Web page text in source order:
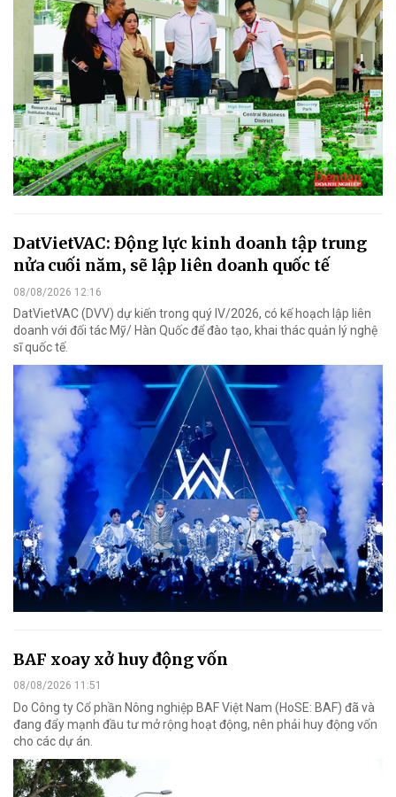
DatVietVAC: Động lực kinh doanh tập trung
nửa cuối năm, sẽ lập liên doanh quốc tế
08/08/2026 12:16
DatVietVAC (DVV) dự kiến trong quý IV/2026, có kế hoạch lập liên
doanh với đối tác Mỹ/ Hàn Quốc để đào tạo, khai thác quản lý nghệ
sĩ quốc tế.
BAF xoay xở huy động vốn
08/08/2026 11:51
Do Công ty Cổ phần Nông nghiệp BAF Việt Nam (HoSE: BAF) đã và
đang đẩy mạnh đầu tư mở rộng hoạt động, nên phải huy động vốn
cho các dự án.